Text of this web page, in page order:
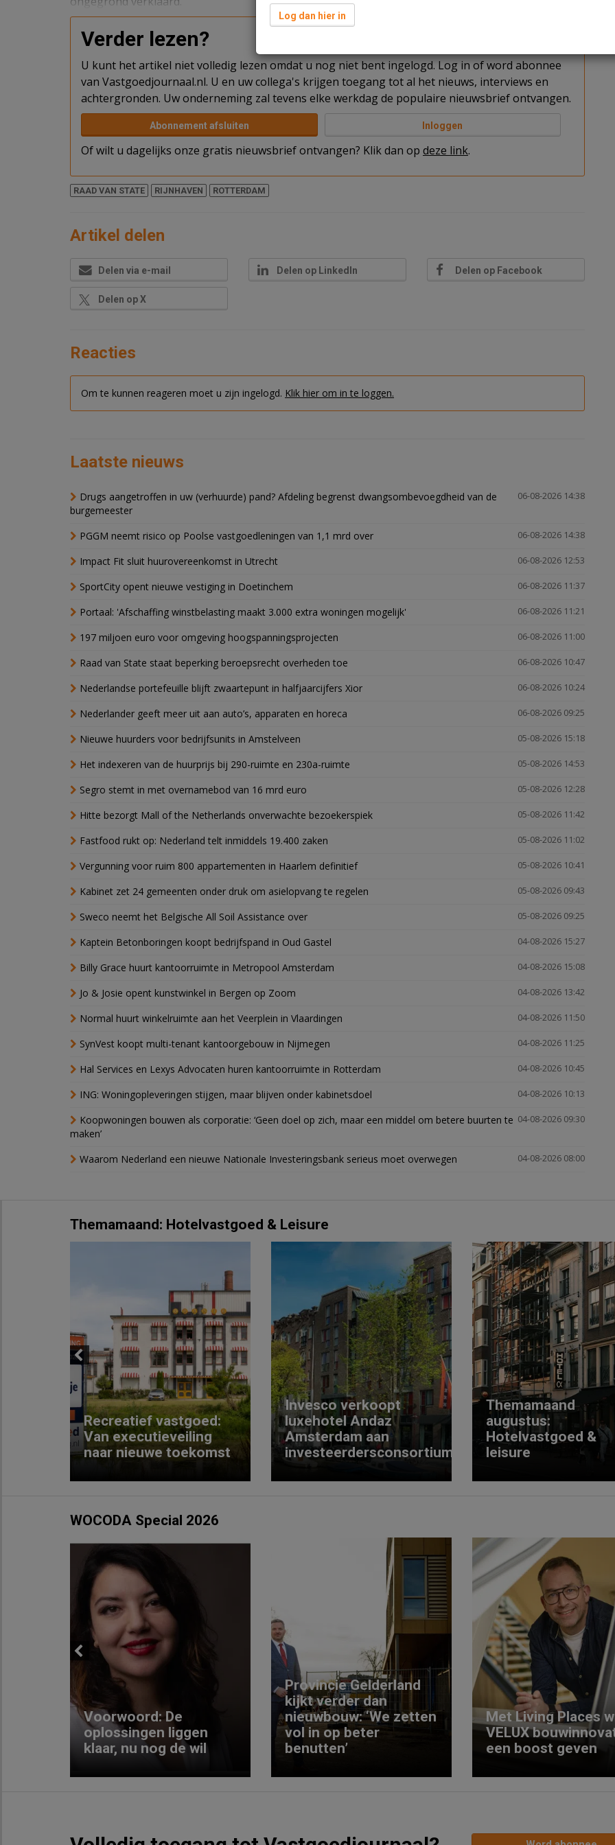
Verder lezen?
U kunt het artikel niet volledig lezen omdat u nog niet bent ingelogd. Log in of word abonnee
van Vastgoedjournaal.nl. U en uw collega's krijgen toegang tot al het nieuws, interviews en
achtergronden. Uw onderneming zal tevens elke werkdag de populaire nieuwsbrief ontvangen.
Abonnement afsluiten Inloggen
Of wilt u dagelijks onze gratis nieuwsbrief ontvangen? Klik dan op deze link.
RAAD VAN STATE RIJNHAVEN ROTTERDAM
Artikel delen
Delen via e-mail Delen op LinkedIn Delen op Facebook
Delen op X
Reacties
Om te kunnen reageren moet u zijn ingelogd. Klik hier om in te loggen.
Laatste nieuws
06-08-2026 14:38
Drugs aangetroffen in uw (verhuurde) pand? Afdeling begrenst dwangsombevoegdheid van de
burgemeester
06-08-2026 14:38
PGGM neemt risico op Poolse vastgoedleningen van 1,1 mrd over
06-08-2026 12:53
Impact Fit sluit huurovereenkomst in Utrecht
06-08-2026 11:37
SportCity opent nieuwe vestiging in Doetinchem
06-08-2026 11:21
Portaal: 'Afschaffing winstbelasting maakt 3.000 extra woningen mogelijk'
06-08-2026 11:00
197 miljoen euro voor omgeving hoogspanningsprojecten
06-08-2026 10:47
Raad van State staat beperking beroepsrecht overheden toe
06-08-2026 10:24
Nederlandse portefeuille blijft zwaartepunt in halfjaarcijfers Xior
06-08-2026 09:25
Nederlander geeft meer uit aan auto’s, apparaten en horeca
05-08-2026 15:18
Nieuwe huurders voor bedrijfsunits in Amstelveen
05-08-2026 14:53
Het indexeren van de huurprijs bij 290-ruimte en 230a-ruimte
05-08-2026 12:28
Segro stemt in met overnamebod van 16 mrd euro
05-08-2026 11:42
Hitte bezorgt Mall of the Netherlands onverwachte bezoekerspiek
05-08-2026 11:02
Fastfood rukt op: Nederland telt inmiddels 19.400 zaken
05-08-2026 10:41
Vergunning voor ruim 800 appartementen in Haarlem definitief
05-08-2026 09:43
Kabinet zet 24 gemeenten onder druk om asielopvang te regelen
05-08-2026 09:25
Sweco neemt het Belgische All Soil Assistance over
04-08-2026 15:27
Kaptein Betonboringen koopt bedrijfspand in Oud Gastel
04-08-2026 15:08
Billy Grace huurt kantoorruimte in Metropool Amsterdam
04-08-2026 13:42
Jo & Josie opent kunstwinkel in Bergen op Zoom
04-08-2026 11:50
Normal huurt winkelruimte aan het Veerplein in Vlaardingen
04-08-2026 11:25
SynVest koopt multi-tenant kantoorgebouw in Nijmegen
04-08-2026 10:45
Hal Services en Lexys Advocaten huren kantoorruimte in Rotterdam
04-08-2026 10:13
ING: Woningopleveringen stijgen, maar blijven onder kabinetsdoel
04-08-2026 09:30
Koopwoningen bouwen als corporatie: ‘Geen doel op zich, maar een middel om betere buurten te
maken’
04-08-2026 08:00
Waarom Nederland een nieuwe Nationale Investeringsbank serieus moet overwegen
Themamaand: Hotelvastgoed & Leisure
Previous
Recreatief vastgoed:
Van executieveiling
naar nieuwe toekomst
Invesco verkoopt
luxehotel Andaz
Amsterdam aan
investeerdersconsortium
Themamaand
augustus:
Hotelvastgoed &
leisure
WOCODA Special 2026
Previous
Voorwoord: De
oplossingen liggen
klaar, nu nog de wil
Provincie Gelderland
kijkt verder dan
nieuwbouw: ‘We zetten
vol in op beter
benutten’
Met Living Places
VELUX
een boost geven
Log dan hier in